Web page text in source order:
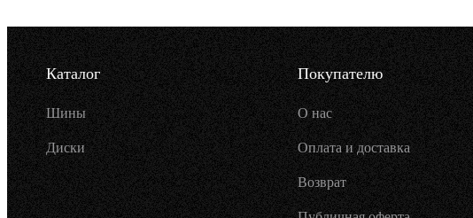
Каталог
Шины
Диски
Покупателю
О нас
Оплата и доставка
Возврат